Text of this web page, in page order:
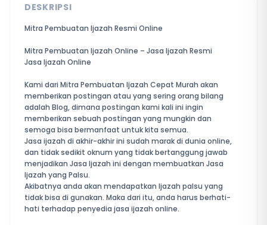
DESKRIPSI
Mitra Pembuatan Ijazah Resmi Online
Mitra Pembuatan Ijazah Online – Jasa Ijazah Resmi
Jasa Ijazah Online
Kami dari Mitra Pembuatan Ijazah Cepat Murah akan
memberikan postingan atau yang sering orang bilang
adalah Blog, dimana postingan kami kali ini ingin
memberikan sebuah postingan yang mungkin dan
semoga bisa bermanfaat untuk kita semua.
Jasa ijazah di akhir-akhir ini sudah marak di dunia online,
dan tidak sedikit oknum yang tidak bertanggung jawab
menjadikan Jasa Ijazah ini dengan membuatkan Jasa
Ijazah yang Palsu.
Akibatnya anda akan mendapatkan Ijazah palsu yang
tidak bisa di gunakan. Maka dari itu, anda harus berhati-
hati terhadap penyedia jasa ijazah online.